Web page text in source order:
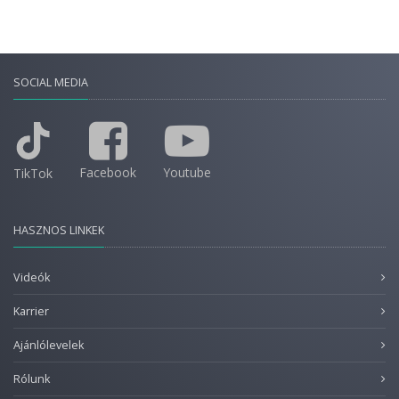
SOCIAL MEDIA
TikTok Facebook Youtube
HASZNOS LINKEK
Videók
Karrier
Ajánlólevelek
Rólunk